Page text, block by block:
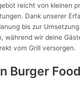
reicht von kleinen
Dank unserer
bis zur
während wir deine
vom Grill versorgen.
Burger